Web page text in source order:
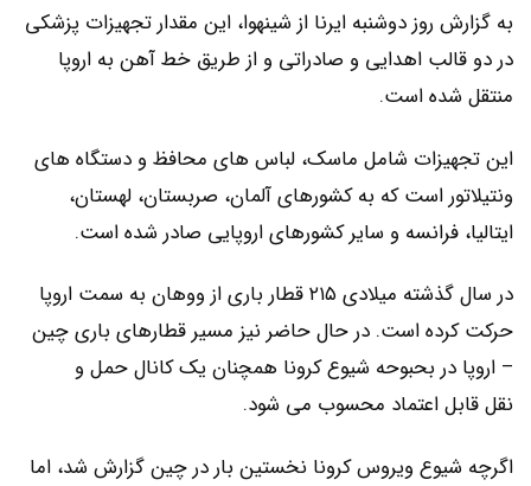
به گزارش روز دوشنبه ایرنا از شینهوا، این مقدار تجهیزات پزشکی
در دو قالب اهدایی و صادراتی و از طریق خط آهن به اروپا
منتقل شده است.
این تجهیزات شامل ماسک، لباس های محافظ و دستگاه های
ونتیلاتور است که به کشورهای آلمان، صربستان، لهستان،
ایتالیا، فرانسه و سایر کشورهای اروپایی صادر شده است.
در سال گذشته میلادی ۲۱۵ قطار باری از ووهان به سمت اروپا
حرکت کرده است. در حال حاضر نیز مسیر قطارهای باری چین
– اروپا در بحبوحه شیوع کرونا همچنان یک کانال حمل و
نقل قابل اعتماد محسوب می شود.
اگرچه شیوع ویروس کرونا نخستین بار در چین گزارش شد، اما